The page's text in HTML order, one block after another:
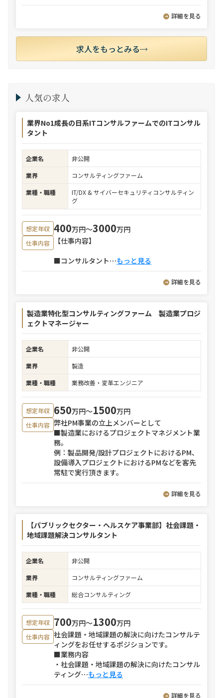
詳細を見る
求人をもっとみる
人気の求人
業界No1成長の日系ITコンサルファームでのITコンサル
タント
企業名
非公開
業界
コンサルティングファーム
業種・職種
IT/DX & サイバーセキュリティコンサルティン
グ
想定年収 400万円〜3000万円
仕事内容
【仕事内容】
■コンサルタント⋯もっと見る
詳細を見る
製造業特化型コンサルティングファーム 製造業プロジ
ェクトマネージャー
企業名
非公開
業界
製造
業種・職種
業務改善・変革エンジニア
想定年収 650万円〜1500万円
仕事内容 弊社PM事業の立上メンバーとして
■製造業におけるプロジェクトマネジメント業
務。
例：製品開発/設計プロジェクトにおけるPM、
設備導入プロジェクトにおけるPMなどを客先
常駐で実行頂きます。
詳細を見る
【パブリックセクター・ヘルスケア事業部】社会課題・
地域課題解決コンサルタント
企業名
非公開
業界
コンサルティングファーム
業種・職種
総合コンサルティング
想定年収 700万円〜1300万円
仕事内容 社会課題・地域課題の解決に向けたコンサルテ
ィングをお任せするポジションです。
■業務内容
・社会課題・地域課題の解決に向けたコンサル
ティング⋯もっと見る
詳細を見る